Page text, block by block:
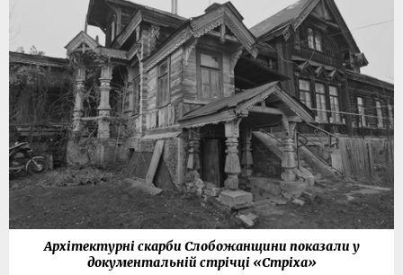
Архітектурні скарби Слобожанщини показали у
документальній стрічці «Стріха»